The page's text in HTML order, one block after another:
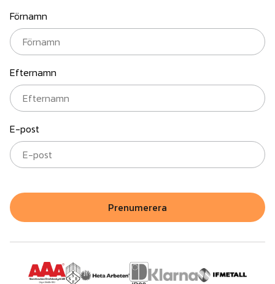
Förnamn
Efternamn
E-post
Prenumerera